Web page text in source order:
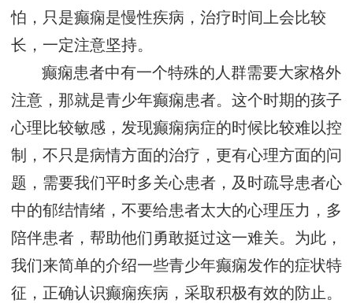
怕，只是癫痫是慢性疾病，治疗时间上会比较
长，一定注意坚持。
癫痫患者中有一个特殊的人群需要大家格外
注意，那就是青少年癫痫患者。这个时期的孩子
心理比较敏感，发现癫痫病症的时候比较难以控
制，不只是病情方面的治疗，更有心理方面的问
题，需要我们平时多关心患者，及时疏导患者心
中的郁结情绪，不要给患者太大的心理压力，多
陪伴患者，帮助他们勇敢挺过这一难关。为此，
我们来简单的介绍一些青少年癫痫发作的症状特
征，正确认识癫痫疾病，采取积极有效的防止。